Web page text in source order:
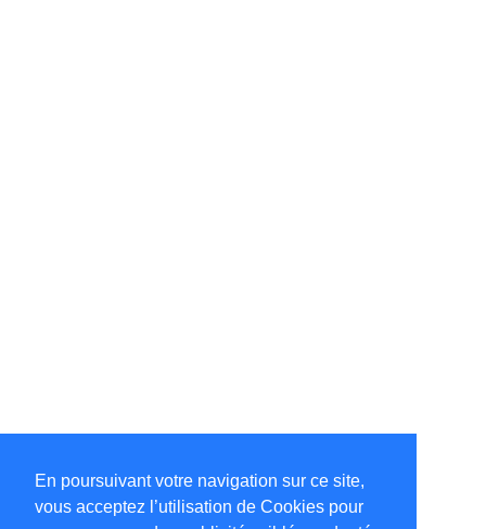
En poursuivant votre navigation sur ce site,
vous acceptez l’utilisation de Cookies pour